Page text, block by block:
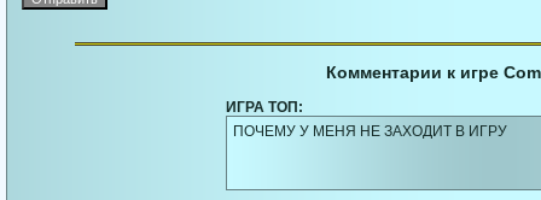
Комментарии к игре
ИГРА ТОП:
ПОЧЕМУ У МЕНЯ НЕ ЗАХОДИТ В ИГРУ